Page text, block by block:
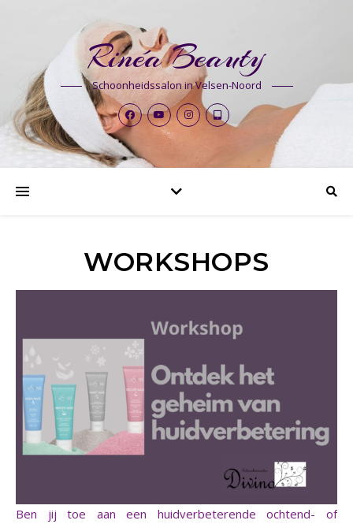
Rinéa Beauty
Schoonheidssalon in Velsen-Noord
WORKSHOPS
Ben jij toe aan een huidverbeterende ochtend- of